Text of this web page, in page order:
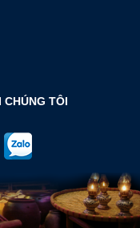
CHÚNG TÔI